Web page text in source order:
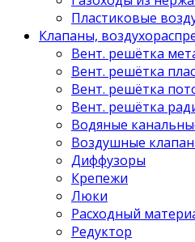
Пластиковые
Клапаны,
Вент. решётка
Вент. решётка
Вент. решётка
Вент. решётка
Водяные
Воздушные
Диффузоры
Крепежи
Люки
Расходный
Редуктор